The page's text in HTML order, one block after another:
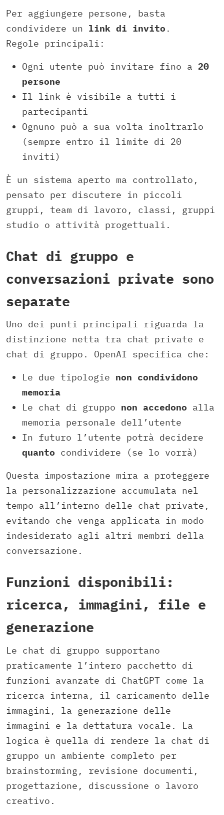
Per aggiungere persone, basta
condividere un link di invito .
Regole principali:
Ogni utente può invitare fino a 20
persone
Il link è visibile a tutti i
partecipanti
Ognuno può a sua volta inoltrarlo
(sempre entro il limite di 20
inviti)
È un sistema aperto ma controllato,
pensato per discutere in piccoli
gruppi, team di lavoro, classi, gruppi
studio o attività progettuali.
Chat di gruppo e
conversazioni private sono
separate
Uno dei punti principali riguarda la
distinzione netta tra chat private e
chat di gruppo. OpenAI specifica che:
Le due tipologie non condividono
memoria
Le chat di gruppo non accedono alla
memoria personale dell’utente
In futuro l’utente potrà decidere
quanto condividere (se lo vorrà)
Questa impostazione mira a proteggere
la personalizzazione accumulata nel
tempo all’interno delle chat private,
evitando che venga applicata in modo
indesiderato agli altri membri della
conversazione.
Funzioni disponibili:
ricerca, immagini, file e
generazione
Le chat di gruppo supportano
praticamente l’intero pacchetto di
funzioni avanzate di ChatGPT come la
ricerca interna, il caricamento delle
immagini, la generazione delle
immagini e la dettatura vocale. La
logica è quella di rendere la chat di
gruppo un ambiente completo per
brainstorming, revisione documenti,
progettazione, discussione o lavoro
creativo.